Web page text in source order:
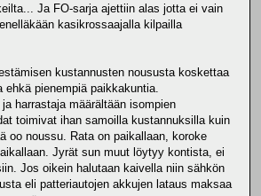
Ja FO-sarja ajettiin alas jotta ei vain
kasikrossaajalla kilpailla
kustannusten noususta koskettaa
pienempiä paikkakuntia.
harrastaja määrältään isompien
toimivat ihan samoilla kustannuksilla kuin
oo noussu. Rata on paikallaan, koroke
Jyrät sun muut löytyy kontista, ei
Jos oikein halutaan kaivella niin sähkön
eli patteriautojen akkujen lataus maksaa